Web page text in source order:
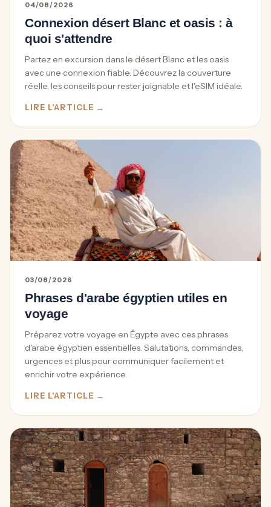
04/08/2026
Connexion désert Blanc et oasis : à
quoi s'attendre
Partez en excursion dans le désert Blanc et les oasis
avec une connexion fiable. Découvrez la couverture
réelle, les conseils pour rester joignable et l'eSIM idéale.
LIRE L'ARTICLE →
03/08/2026
Phrases d'arabe égyptien utiles en
voyage
Préparez votre voyage en Égypte avec ces phrases
d'arabe égyptien essentielles. Salutations, commandes,
urgences et plus pour communiquer facilement et
enrichir votre expérience.
LIRE L'ARTICLE →